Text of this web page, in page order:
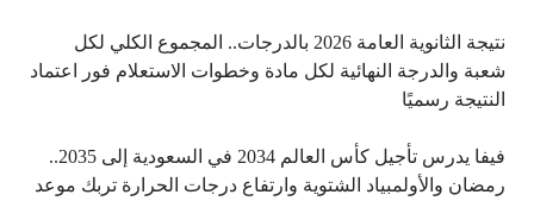
نتيجة الثانوية العامة 2026 بالدرجات.. المجموع الكلي لكل
شعبة والدرجة النهائية لكل مادة وخطوات الاستعلام فور اعتماد
النتيجة رسميًا
فيفا يدرس تأجيل كأس العالم 2034 في السعودية إلى 2035..
رمضان والأولمبياد الشتوية وارتفاع درجات الحرارة تربك موعد